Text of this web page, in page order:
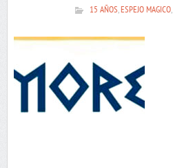
15 AÑOS,ESPEJO MAGICO,